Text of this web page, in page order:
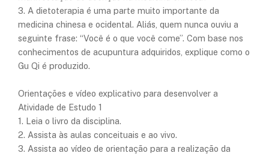
3. A dietoterapia é uma parte muito importante da
medicina chinesa e ocidental. Aliás, quem nunca ouviu a
seguinte frase: “Você é o que você come”. Com base nos
conhecimentos de acupuntura adquiridos, explique como o
Gu Qi é produzido.
Orientações e vídeo explicativo para desenvolver a
Atividade de Estudo 1
1. Leia o livro da disciplina.
2. Assista às aulas conceituais e ao vivo.
3. Assista ao vídeo de orientação para a realização da